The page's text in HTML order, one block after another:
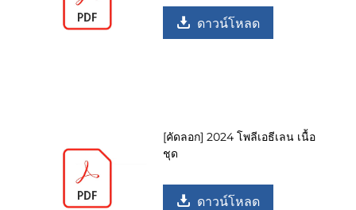
ดาวน์โหลด
[คัดลอก] 2024 โพลีเอธีเลน เนื้อ
ชุด
ดาวน์โหลด